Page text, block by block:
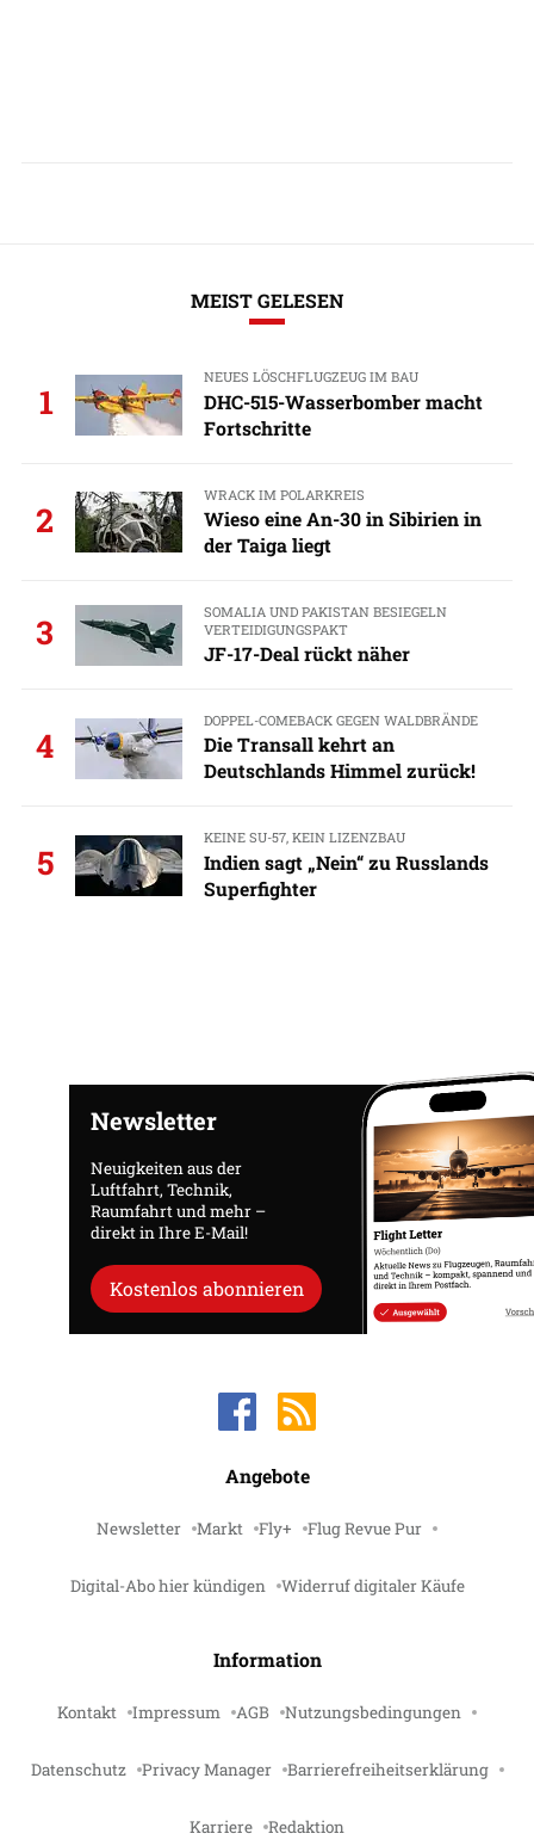
MEIST GELESEN
1
NEUES LÖSCHFLUGZEUG IM BAU
DHC-515-Wasserbomber macht
Fortschritte
2
WRACK IM POLARKREIS
Wieso eine An-30 in Sibirien in
der Taiga liegt
3
SOMALIA UND PAKISTAN BESIEGELN
VERTEIDIGUNGSPAKT
JF-17-Deal rückt näher
4
DOPPEL-COMEBACK GEGEN WALDBRÄNDE
Die Transall kehrt an
Deutschlands Himmel zurück!
5
KEINE SU-57, KEIN LIZENZBAU
Indien sagt „Nein“ zu Russlands
Superfighter
Newsletter
Neuigkeiten aus der
Luftfahrt, Technik,
Raumfahrt und mehr –
direkt in Ihre E-Mail!
Kostenlos abonnieren
Angebote
Newsletter Markt Fly+ Flug Revue Pur
Digital-Abo hier kündigen Widerruf digitaler Käufe
Information
Kontakt Impressum AGB Nutzungsbedingungen
Datenschutz Privacy Manager Barrierefreiheitserklärung
Karriere Redaktion